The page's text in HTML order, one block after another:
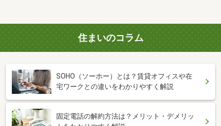
住まいのコラム
SOHO（ソーホー）とは？賃貸オフィスや在
宅ワークとの違いをわかりやすく解説
固定電話の解約方法は？メリット・デメリッ